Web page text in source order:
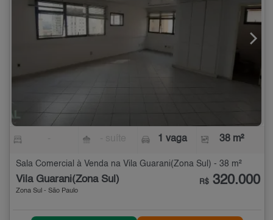
1 vaga 38 m²
Sala Comercial à Venda na Vila Guarani(Zona Sul) - 38 m²
Vila Guarani(Zona Sul)
Zona Sul - São Paulo
R$ 320.000